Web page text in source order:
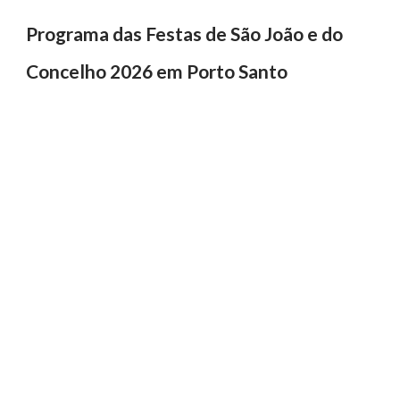
Programa das Festas de São João e do
Concelho 2026 em Porto Santo